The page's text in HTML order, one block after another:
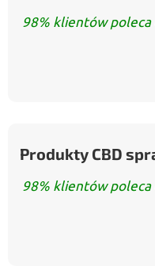
98% klientów
Produkty CBD
98% klientów